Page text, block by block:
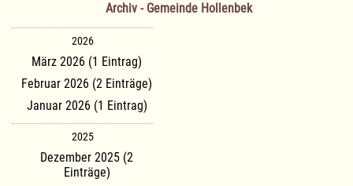
Archiv - Gemeinde Hollenbek
2026
März 2026 (1 Eintrag)
Februar 2026 (2 Einträge)
Januar 2026 (1 Eintrag)
2025
Dezember 2025 (2
Einträge)